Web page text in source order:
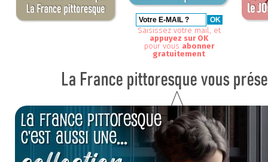
Saisissez votre mail, et
appuyez sur OK
pour vous abonner
gratuitement